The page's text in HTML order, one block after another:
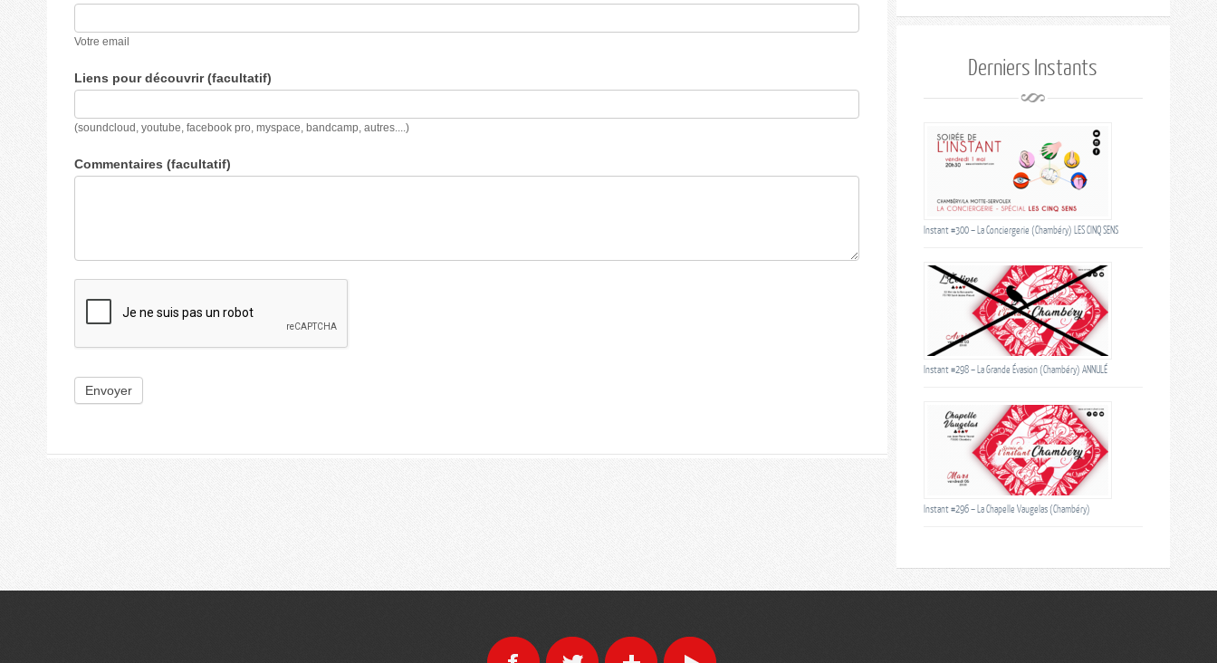
Votre email
Liens pour découvrir (facultatif)
(soundcloud, youtube, facebook pro, myspace, bandcamp, autres....)
Commentaires (facultatif)
Derniers Instants
Instant #300 – La Conciergerie (Chambéry) LES CINQ SENS
Instant #298 – La Grande Évasion (Chambéry) ANNULÉ
Instant #296 – La Chapelle Vaugelas (Chambéry)